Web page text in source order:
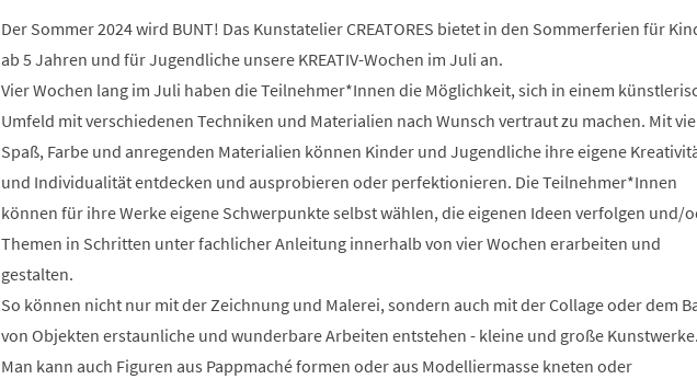
Der Sommer 2024 wird BUNT! Das Kunstatelier CREATORES bietet in den Sommerferien für
ab 5 Jahren und für Jugendliche unsere KREATIV-Wochen im Juli an.
Vier Wochen lang im Juli haben die Teilnehmer*Innen die Möglichkeit, sich in einem
Umfeld mit verschiedenen Techniken und Materialien nach Wunsch vertraut zu machen. Mit
Spaß, Farbe und anregenden Materialien können Kinder und Jugendliche ihre eigene
und Individualität entdecken und ausprobieren oder perfektionieren. Die Teilnehmer*Innen
können für ihre Werke eigene Schwerpunkte selbst wählen, die eigenen Ideen verfolgen und/
Themen in Schritten unter fachlicher Anleitung innerhalb von vier Wochen erarbeiten und
gestalten.
So können nicht nur mit der Zeichnung und Malerei, sondern auch mit der Collage oder dem
von Objekten erstaunliche und wunderbare Arbeiten entstehen - kleine und große Kunstwerke.
Man kann auch Figuren aus Pappmaché formen oder aus Modelliermasse kneten oder